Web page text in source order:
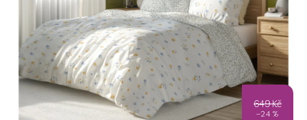
649 Kč
–24 %